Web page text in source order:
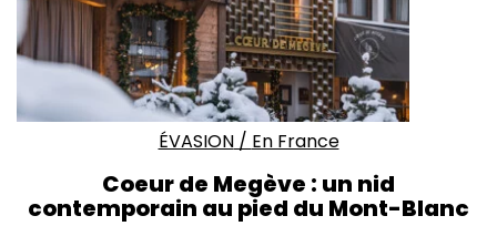
ÉVASION/ En France
Coeur de Megève : un nid
contemporain au pied du Mont-Blanc